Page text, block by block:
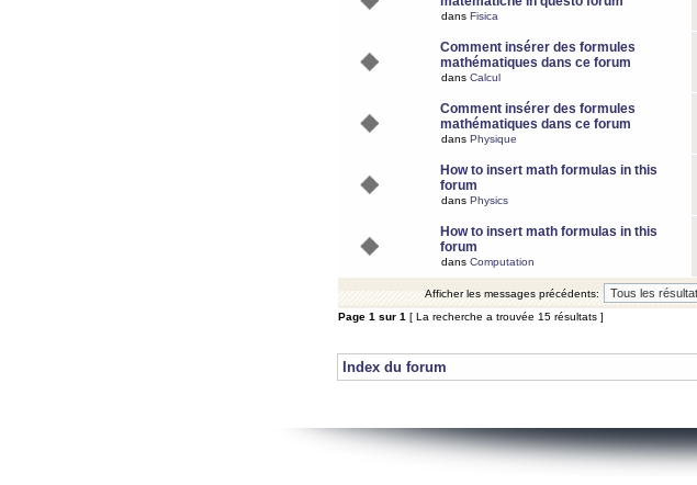
dans Fisica
Comment insérer des formules
mathématiques dans ce forum
dans Calcul
Comment insérer des formules
mathématiques dans ce forum
dans Physique
How to insert math formulas in this
forum
dans Physics
How to insert math formulas in this
forum
dans Computation
Afficher les messages précédents:
Page 1 sur 1 [ La recherche a trouvée 15 résultats ]
Index du forum